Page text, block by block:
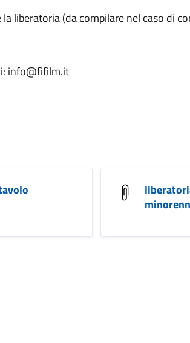
liberatoria (da compilare nel caso di
info@fifilm.it